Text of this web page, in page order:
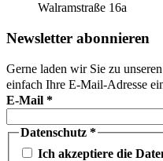
Walramstraße 16a
Newsletter abonnieren
Gerne laden wir Sie zu
einfach Ihre E-Mail-Adresse
E-Mail *
Datenschutz *
Ich akzeptiere die